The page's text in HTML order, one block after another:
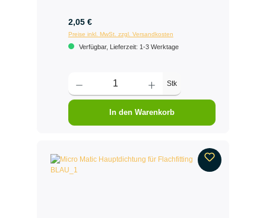
2,05 €
Preise inkl. MwSt. zzgl. Versandkosten
Verfügbar, Lieferzeit: 1-3 Werktage
Stk
In den Warenkorb